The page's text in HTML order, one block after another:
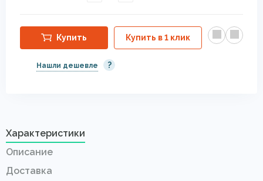
Купить Купить в 1 клик
Нашли дешевле ?
Характеристики
Описание
Доставка